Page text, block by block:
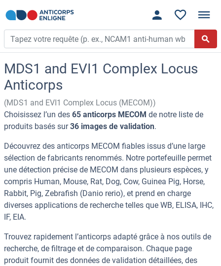
MDS1 and EVI1 Complex Locus
Anticorps
(MDS1 and EVI1 Complex Locus (MECOM))
Choisissez l’un des 65 anticorps MECOM de notre liste de
produits basés sur36 images de validation.
Découvrez des anticorps MECOM fiables issus d’une large
sélection de fabricants renommés. Notre portefeuille permet
une détection précise de MECOM dans plusieurs espèces, y
compris Human, Mouse, Rat, Dog, Cow, Guinea Pig, Horse,
Rabbit, Pig, Zebrafish (Danio rerio), et prend en charge
diverses applications de recherche telles que WB, ELISA, IHC,
IF, EIA.
Trouvez rapidement l’anticorps adapté grâce à nos outils de
recherche, de filtrage et de comparaison. Chaque page
produit fournit des données de validation détaillées, des